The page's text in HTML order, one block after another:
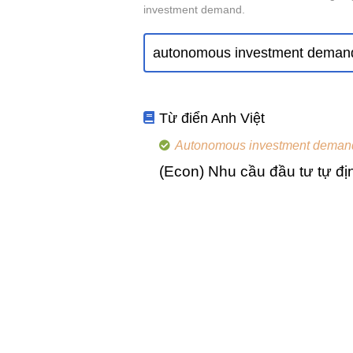
investment demand.
Từ điển Anh Việt
Autonomous investment
(Econ) Nhu cầu đầu tư tự